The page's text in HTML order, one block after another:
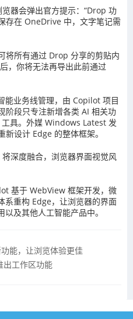
器会弹出官方提示：“Drop 功
存在 OneDrive 中，文字笔记需
将所有通过 Drop 分享的剪贴内
，你将无法再导出此前通过
能业务线管理，由 Copilot 项目
阶段只专注新增各类 AI 相关功
具。外媒 Windows Latest 发
设计 Edge 的整体框架。
深度融合，浏览器界面视觉风
基于 WebView 框架开发，微
重构 Edge，让浏览器的界面
及其他人工智能产品中。
能，让浏览体验更佳
出工作区功能